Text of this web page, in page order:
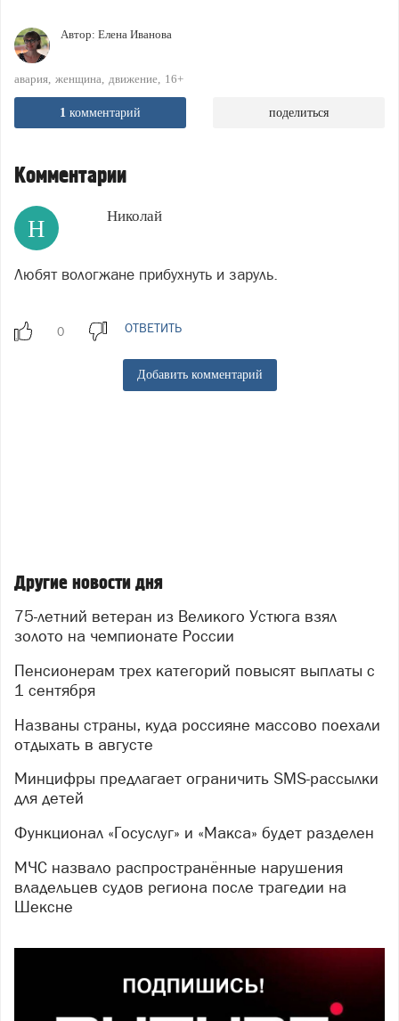
Автор: Елена Иванова
авария женщина движение 16+
1 комментарий поделиться
Комментарии
Н Николай
Любят вологжане прибухнуть и заруль.
ОТВЕТИТЬ
Добавить комментарий
Другие новости дня
75-летний ветеран из Великого Устюга взял
золото на чемпионате России
Пенсионерам трех категорий повысят выплаты с
1 сентября
Названы страны, куда россияне массово поехали
отдыхать в августе
Минцифры предлагает ограничить SMS-рассылки
для детей
Функционал «Госуслуг» и «Макса» будет разделен
МЧС назвало распространённые нарушения
владельцев судов региона после трагедии на
Шексне